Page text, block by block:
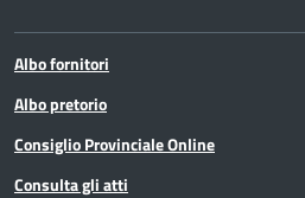
Albo fornitori
Albo pretorio
Consiglio Provinciale Online
Consulta gli atti